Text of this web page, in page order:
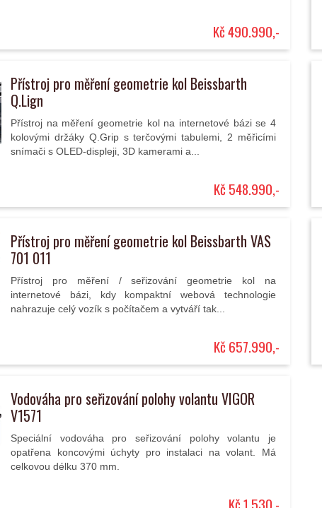
Kč 490.990,-
Přístroj pro měření geometrie kol Beissbarth
Q.Lign
Přístroj na měření geometrie kol na internetové bázi se 4
kolovými držáky Q.Grip s terčovými tabulemi, 2 měřicími
snímači s OLED-displeji, 3D kamerami a...
Kč 548.990,-
Přístroj pro měření geometrie kol Beissbarth VAS
701 011
Přístroj pro měření / seřizování geometrie kol na
internetové bázi, kdy kompaktní webová technologie
nahrazuje celý vozík s počítačem a vytváří tak...
Kč 657.990,-
Vodováha pro seřizování polohy volantu VIGOR
V1571
Speciální vodováha pro seřizování polohy volantu je
opatřena koncovými úchyty pro instalaci na volant. Má
celkovou délku 370 mm.